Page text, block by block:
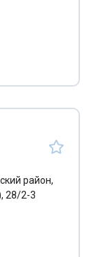
район,
28/2-3